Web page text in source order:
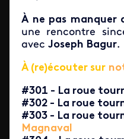
À ne pas manquer
une rencontre
avec Joseph Bagur.
À (re)écouter sur
#301 - La roue
#302 - La roue
#303 - La roue
Magnaval